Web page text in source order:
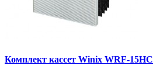
Комплект кассет Winix WRF-15HC